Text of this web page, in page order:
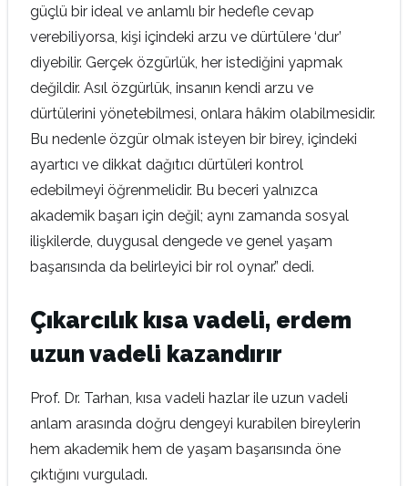
güçlü bir ideal ve anlamlı bir hedefle cevap
verebiliyorsa, kişi içindeki arzu ve dürtülere ‘dur’
diyebilir. Gerçek özgürlük, her istediğini yapmak
değildir. Asıl özgürlük, insanın kendi arzu ve
dürtülerini yönetebilmesi, onlara hâkim olabilmesidir.
Bu nedenle özgür olmak isteyen bir birey, içindeki
ayartıcı ve dikkat dağıtıcı dürtüleri kontrol
edebilmeyi öğrenmelidir. Bu beceri yalnızca
akademik başarı için değil; aynı zamanda sosyal
ilişkilerde, duygusal dengede ve genel yaşam
başarısında da belirleyici bir rol oynar.” dedi.
Çıkarcılık kısa vadeli, erdem
uzun vadeli kazandırır
Prof. Dr. Tarhan, kısa vadeli hazlar ile uzun vadeli
anlam arasında doğru dengeyi kurabilen bireylerin
hem akademik hem de yaşam başarısında öne
çıktığını vurguladı.